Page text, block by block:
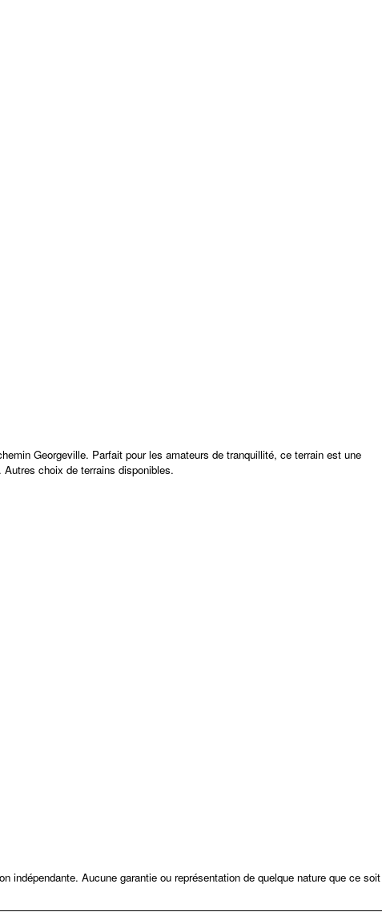
Georgeville. Parfait pour les amateurs de tranquillité, ce terrain est une
choix de terrains disponibles.
Aucune garantie ou représentation de quelque nature que ce soit